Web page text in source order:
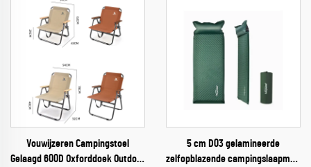
Vouwijzeren Campingstoel
Gelaagd 600D Oxforddoek Outdoor
5 cm D03 gelamineerde
zelfopblazende campingslaapmat,